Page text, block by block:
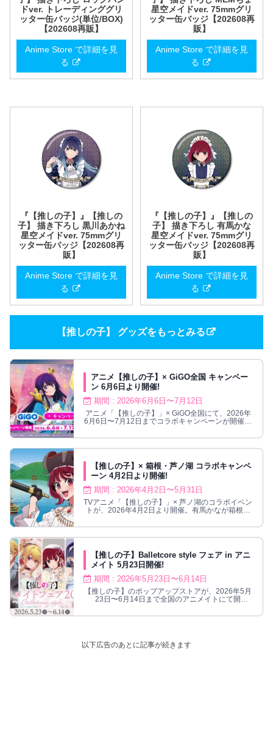
ドver. トレーディンググリ
ッター缶バッジ(単位/BOX)
【202608再販】
Anime Store で詳細を見
る
星空メイドver. 75mmグリ
ッター缶バッジ【202608再
販】
Anime Store で詳細を見
る
『【推しの子】』【推しの
子】 描き下ろし 黒川あかね
星空メイドver. 75mmグリ
ッター缶バッジ【202608再
販】
Anime Store で詳細を見
る
『【推しの子】』【推しの
子】 描き下ろし 有馬かな
星空メイドver. 75mmグリ
ッター缶バッジ【202608再
販】
Anime Store で詳細を見
る
【推しの子】 グッズをもっとみる
アニメ【推しの子】× GiGO全国 キャンペー
ン 6月6日より開催!
期間 : 2026年6月6日〜7月12日
アニメ「【推しの子】」× GiGO全国にて、2026年
6月6日〜7月12日までコラボキャンペーンが開催さ
【推しの子】× 箱根・芦ノ湖 コラボキャンペ
ーン 4月2日より開催!
期間 : 2026年4月2日〜5月31日
TVアニメ「【推しの子】」× 芦ノ湖のコラボイベン
トが、2026年4月2日より開催。有馬かなが箱根海
【推しの子】Balletcore style フェア in アニ
メイト 5月23日開催!
期間 : 2026年5月23日〜6月14日
【推しの子】のポップアップストアが、2026年5月
23日〜6月14日まで全国のアニメイトにて開
以下広告のあとに記事が続きます